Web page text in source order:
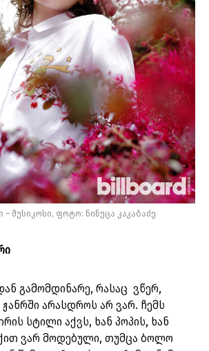
მუსიკოსი, ფოტო: ნინუცა კაკაბაძე
გამომდინარე, რასაც ვწერ,
არასდროს არ ვარ. ჩემს
სტილი აქვს, ხან პოპის, ხან
ვარ მოდებული, თუმცა ბოლო